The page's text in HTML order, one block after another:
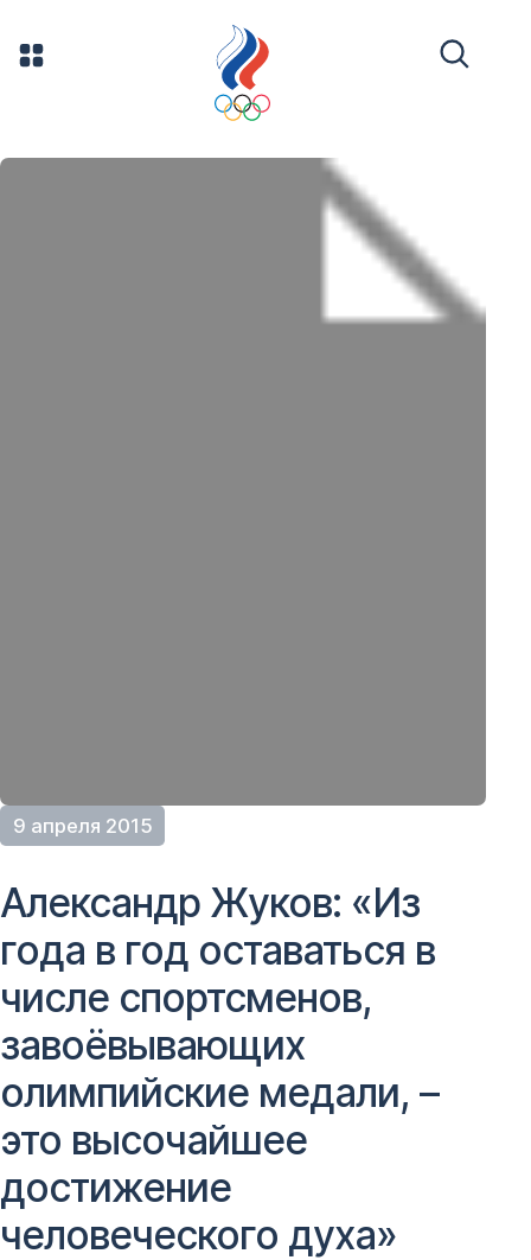
9 апреля 2015
Александр Жуков: «Из
года в год оставаться в
числе спортсменов,
завоёвывающих
олимпийские медали, –
это высочайшее
достижение
человеческого духа»